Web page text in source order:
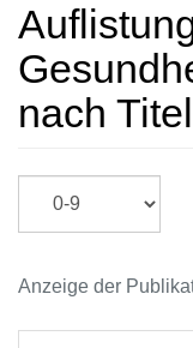
nach Titel
Anzeige der